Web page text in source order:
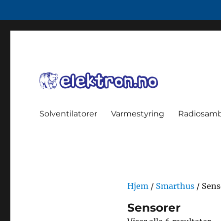
Solventilatorer Varmestyring
Hjem/ Smarthus/
Sensorer